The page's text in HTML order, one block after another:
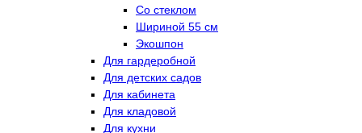
Со стеклом
Шириной 55 см
Экошпон
Для гардеробной
Для детских садов
Для кабинета
Для кладовой
Для кухни